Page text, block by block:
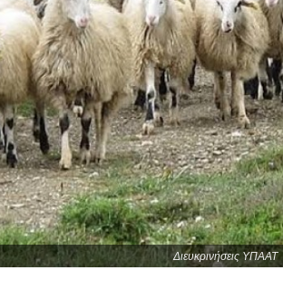
Διευκρινήσεις ΥΠΑΑΤ